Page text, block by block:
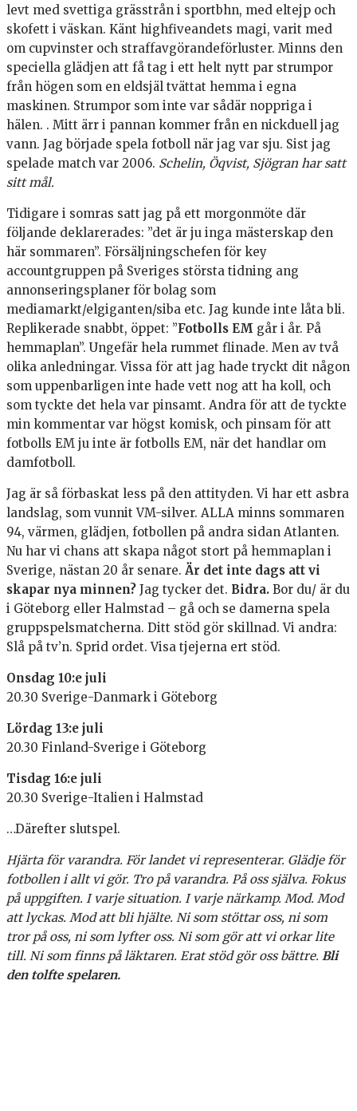
levt med svettiga grässtrån i sportbhn, med eltejp och
skofett i väskan. Känt highfiveandets magi, varit med
om cupvinster och straffavgörandeförluster. Minns den
speciella glädjen att få tag i ett helt nytt par strumpor
från högen som en eldsjäl tvättat hemma i egna
maskinen. Strumpor som inte var sådär noppriga i
hälen. . Mitt ärr i pannan kommer från en nickduell jag
vann. Jag började spela fotboll när jag var sju. Sist jag
spelade match var 2006. Schelin, Öqvist, Sjögran har satt
sitt mål.
Tidigare i somras satt jag på ett morgonmöte där
följande deklarerades: ”det är ju inga mästerskap den
här sommaren”. Försäljningschefen för key
accountgruppen på Sveriges största tidning ang
annonseringsplaner för bolag som
mediamarkt/elgiganten/siba etc. Jag kunde inte låta bli.
Replikerade snabbt, öppet: ”Fotbolls EM går i år. På
hemmaplan”. Ungefär hela rummet flinade. Men av två
olika anledningar. Vissa för att jag hade tryckt dit någon
som uppenbarligen inte hade vett nog att ha koll, och
som tyckte det hela var pinsamt. Andra för att de tyckte
min kommentar var högst komisk, och pinsam för att
fotbolls EM ju inte är fotbolls EM, när det handlar om
damfotboll.
Jag är så förbaskat less på den attityden. Vi har ett asbra
landslag, som vunnit VM-silver. ALLA minns sommaren
94, värmen, glädjen, fotbollen på andra sidan Atlanten.
Nu har vi chans att skapa något stort på hemmaplan i
Sverige, nästan 20 år senare. Är det inte dags att vi
skapar nya minnen? Jag tycker det. Bidra. Bor du/ är du
i Göteborg eller Halmstad – gå och se damerna spela
gruppspelsmatcherna. Ditt stöd gör skillnad. Vi andra:
Slå på tv’n. Sprid ordet. Visa tjejerna ert stöd.
Onsdag 10:e juli
20.30 Sverige-Danmark i Göteborg
Lördag 13:e juli
20.30 Finland-Sverige i Göteborg
Tisdag 16:e juli
20.30 Sverige-Italien i Halmstad
…Därefter slutspel.
Hjärta för varandra. För landet vi representerar. Glädje för
fotbollen i allt vi gör. Tro på varandra. På oss själva. Fokus
på uppgiften. I varje situation. I varje närkamp. Mod. Mod
att lyckas. Mod att bli hjälte. Ni som stöttar oss, ni som
tror på oss, ni som lyfter oss. Ni som gör att vi orkar lite
till. Ni som finns på läktaren. Erat stöd gör oss bättre. Bli
den tolfte spelaren.